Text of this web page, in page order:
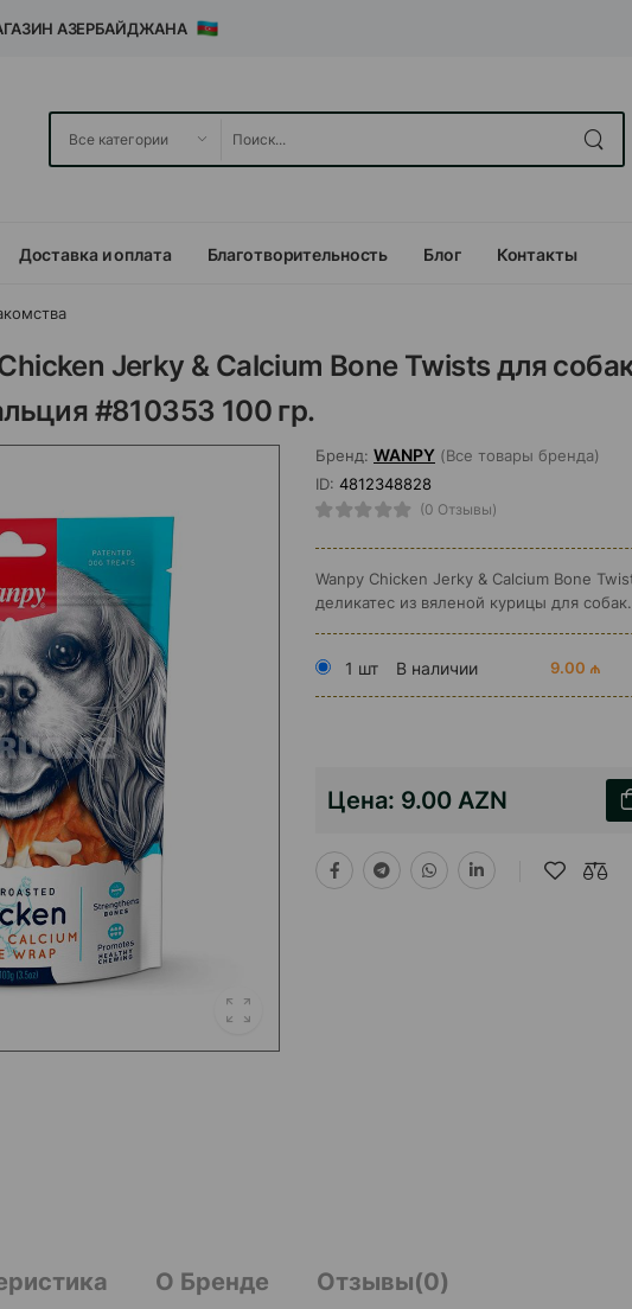
АЗЕРБАЙДЖАНА
Доставка и оплата Благотворительность Блог Контакты
Jerky & Calcium Bone Twists для
#810353 100 гр.
Бренд: WANPY (Все товары бренда)
ID: 4812348828
(0 Отзывы)
Wanpy Chicken Jerky & Calcium Bone
деликатес из вяленой курицы для собак.
1 шт В наличии 9.00 ₼
Цена: 9.00 AZN
О Бренде Отзывы(0)